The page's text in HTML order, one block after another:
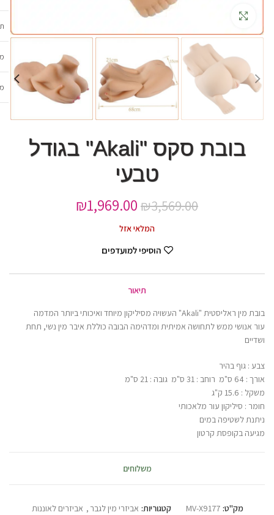
בובת סקס "Akali" בגודל
טבעי
₪3,569.00
₪1,969.00
המלאי אזל
הוסיפי למועדפים
תיאור
בובת מין ראליסטית "Akali" העשויה מסיליקון מיוחד ואיכותי ביותר המדמה
עור אנושי ממש לתחושה אמיתית ומדהימה הבובה כוללת איבר מין נשי, תחת
ושדיים
צבע : גוף בהיר
אורך : 64 ס"מ רוחב : 31 ס"מ גובה : 21 ס"מ
משקל : 15.6 ק"ג
חומר : סיליקון עור מלאכותי
ניתנת לשטיפה במים
מגיעה בקופסת קרטון
משלוחים
מק"ט: MV-X9177 קטגוריות: אביזרי מין לגבר , אביזרים לאוננות